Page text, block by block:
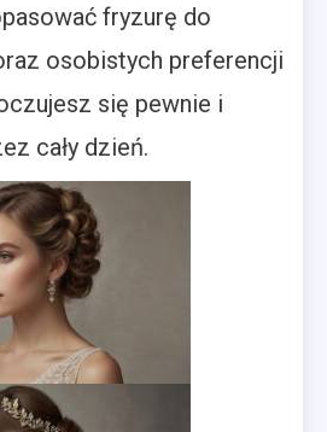
fryzurę do
osobistych preferencji
się pewnie i
cały dzień.